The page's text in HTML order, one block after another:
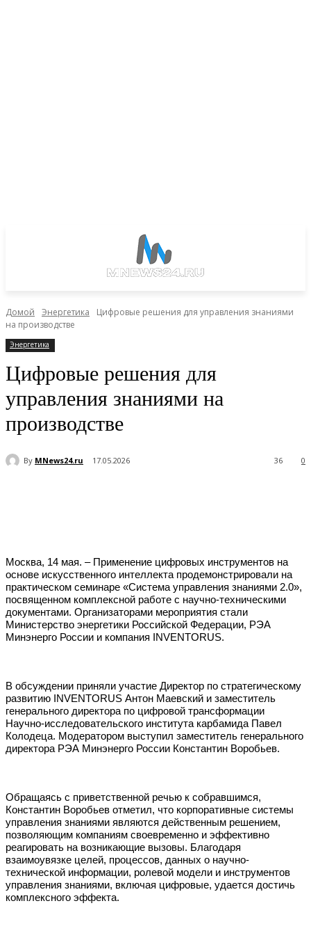
Домой Энергетика
Цифровые решения для управления знаниями
на производстве
Энергетика
Цифровые решения для
управления знаниями на
производстве
By MNews24.ru 17.05.2026 0
36
Москва, 14 мая. ‒ Применение цифровых инструментов на
основе искусственного интеллекта продемонстрировали на
практическом семинаре «Система управления знаниями 2.0»,
посвященном комплексной работе с научно-техническими
документами. Организаторами мероприятия стали
Министерство энергетики Российской Федерации, РЭА
Минэнерго России и компания INVENTORUS.
В обсуждении приняли участие Директор по стратегическому
развитию INVENTORUS Антон Маевский и заместитель
генерального директора по цифровой трансформации
Научно-исследовательского института карбамида Павел
Колодеца. Модератором выступил заместитель генерального
директора РЭА Минэнерго России Константин Воробьев.
Обращаясь с приветственной речью к собравшимся,
Константин Воробьев отметил, что корпоративные системы
управления знаниями являются действенным решением,
позволяющим компаниям своевременно и эффективно
реагировать на возникающие вызовы. Благодаря
взаимоувязке целей, процессов, данных о научно-
технической информации, ролевой модели и инструментов
управления знаниями, включая цифровые, удается достичь
комплексного эффекта.